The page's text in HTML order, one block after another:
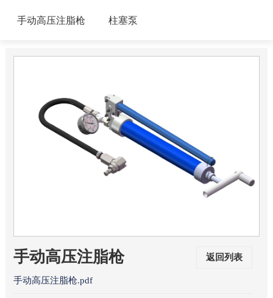
手动高压注脂枪 柱塞泵
手动高压注脂枪 返回列表
手动高压注脂枪.pdf